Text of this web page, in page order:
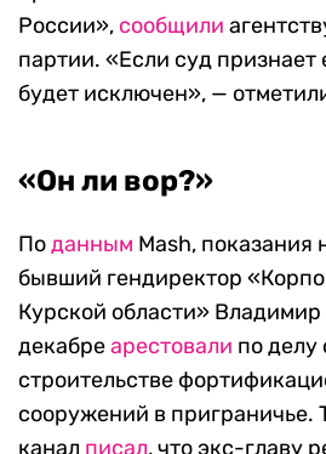
России», сообщили
партии. «Если суд признает
будет исключен», —
«Он ли вор?»
Поданным Mash, показания
бывший гендиректор
Курской области» Владимир
декабреарестовали по
строительстве
сооружений в приграничье.
канал писал, что экс-главу